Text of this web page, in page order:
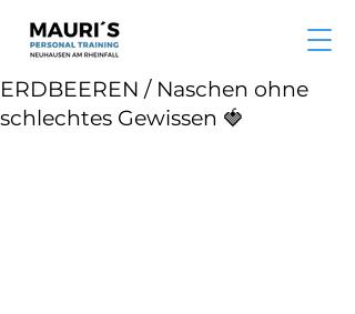
ERDBEEREN / Naschen ohne
schlechtes Gewissen 🍓